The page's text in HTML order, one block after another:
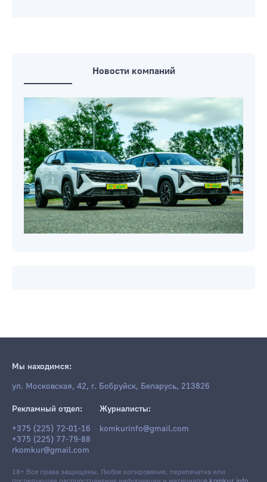
устроил ДТП
Новости компаний
Мы находимся:
ул. Московская, 42, г. Бобруйск, Беларусь, 213826